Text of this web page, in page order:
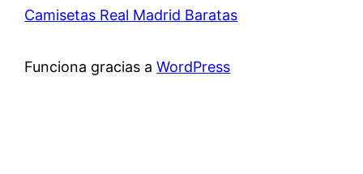
Camisetas Real Madrid Baratas
Funciona gracias aWordPress